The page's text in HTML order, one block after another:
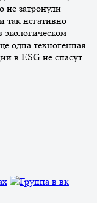
не затронули
негативно
экологическом
одна техногенная
в ESG не спасут